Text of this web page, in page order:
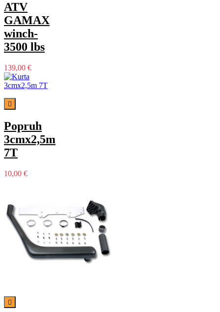
ATV
GAMAX
winch-
3500 lbs
139,00 €

Popruh
3cmx2,5m
7T
10,00 €
